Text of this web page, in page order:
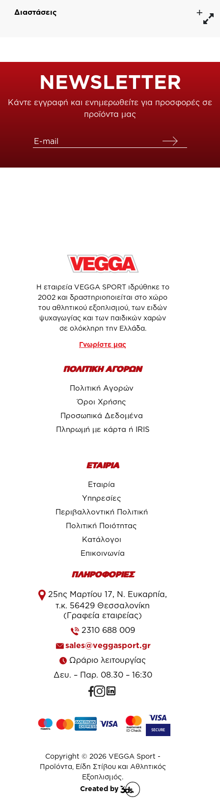
Διαστάσεις
NEWSLETTER
Κάντε εγγραφή και ενημερωθείτε για προσφορές σε
προϊόντα μας
Η εταιρεία VEGGA SPORT ιδρύθηκε το
2002 και δραστηριοποιείται στο χώρο
του αθλητικού εξοπλισμού, των ειδών
ψυχαγωγίας και των παιδικών χαρών
σε ολόκληρη την Ελλάδα.
Γνωρίστε μας
ΠΟΛΙΤΙΚΗ ΑΓΟΡΩΝ
Πολιτική Αγορών
Όροι Χρήσης
Προσωπικά Δεδομένα
Πληρωμή με κάρτα ή IRIS
ΕΤΑΙΡΙΑ
Εταιρία
Υπηρεσίες
Περιβαλλοντική Πολιτική
Πολιτική Ποιότητας
Κατάλογοι
Επικοινωνία
ΠΛΗΡΟΦΟΡΙΕΣ
25ης Μαρτίου 17, Ν. Ευκαρπία,
τ.κ. 56429 Θεσσαλονίκη
(Γραφεία εταιρείας)
2310 688 009
sales@veggasport.gr
Ωράριο λειτουργίας
Δευ. – Παρ. 08.30 – 16:30
Created by
Copyright © 2026 VEGGA Sport -
Προϊόντα, Είδη Στίβου και Αθλητικός
Εξοπλισμός.